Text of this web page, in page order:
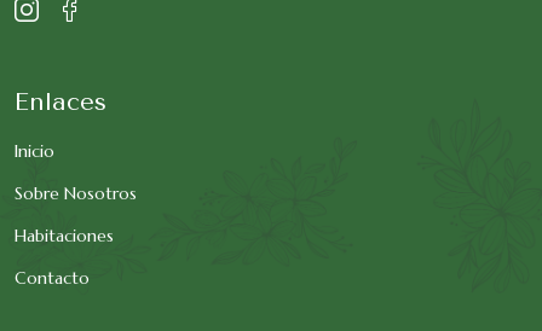
Enlaces
Inicio
Sobre Nosotros
Habitaciones
Contacto